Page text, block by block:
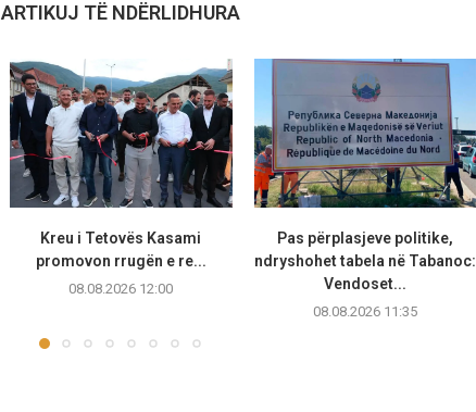
ARTIKUJ TË NDËRLIDHURA
Kreu i Tetovës Kasami
promovon rrugën e re...
08.08.2026 12:00
Pas përplasjeve politike,
ndryshohet tabela në Tabanoc:
Vendoset...
08.08.2026 11:35